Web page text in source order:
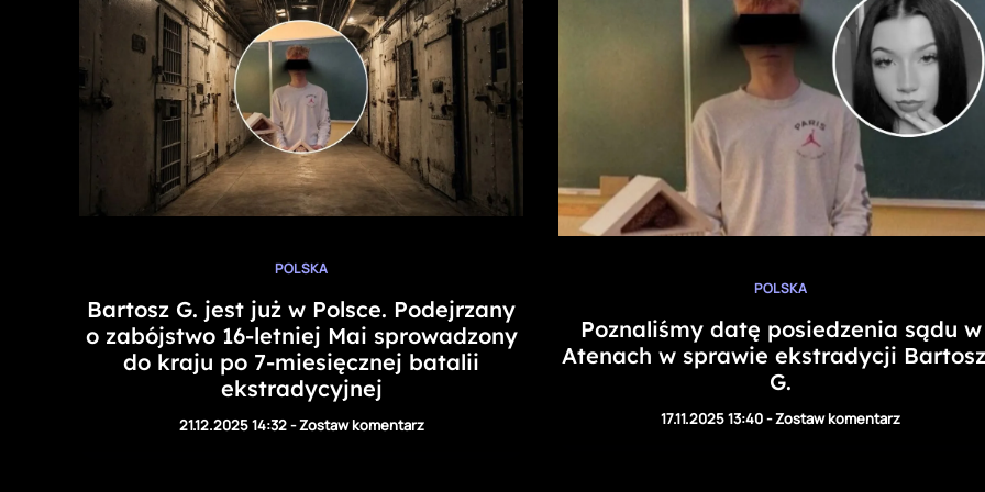
POLSKA
Bartosz G. jest już w Polsce. Podejrzany
o zabójstwo 16-letniej Mai sprowadzony
do kraju po 7-miesięcznej batalii
ekstradycyjnej
21.12.2025 14:32-Zostaw komentarz
POLSKA
Poznaliśmy datę posiedzenia sądu w
Atenach w sprawie ekstradycji
G.
17.11.2025 13:40-Zostaw komentarz